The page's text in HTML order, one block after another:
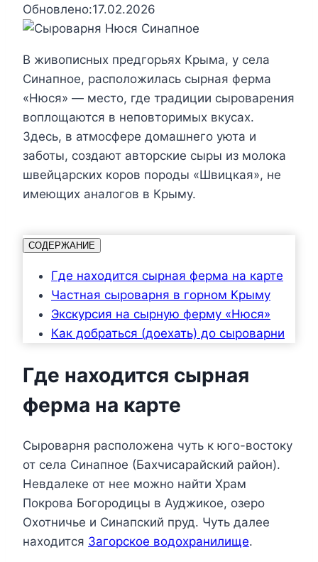
Обновлено:17.02.2026
В живописных предгорьях Крыма, у села
Синапное, расположилась сырная ферма
«Нюся» — место, где традиции сыроварения
воплощаются в неповторимых вкусах.
Здесь, в атмосфере домашнего уюта и
заботы, создают авторские сыры из молока
швейцарских коров породы «Швицкая», не
имеющих аналогов в Крыму.
СОДЕРЖАНИЕ
Где находится сырная ферма на карте
Частная сыроварня в горном Крыму
Экскурсия на сырную ферму «Нюся»
Как добраться (доехать) до сыроварни
Где находится сырная
ферма на карте
Сыроварня расположена чуть к юго-востоку
от села Синапное (Бахчисарайский район).
Невдалеке от нее можно найти Храм
Покрова Богородицы в Ауджикое, озеро
Охотничье и Синапский пруд. Чуть далее
находится Загорское водохранилище.